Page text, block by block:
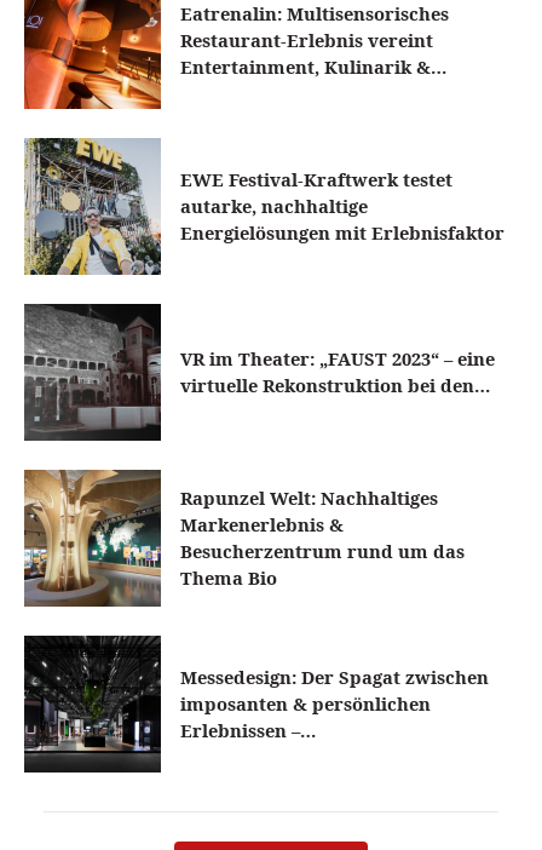
Eatrenalin: Multisensorisches
Restaurant-Erlebnis vereint
Entertainment, Kulinarik &…
EWE Festival-Kraftwerk testet
autarke, nachhaltige
Energielösungen mit Erlebnisfaktor
VR im Theater: „FAUST 2023“ – eine
virtuelle Rekonstruktion bei den…
Rapunzel Welt: Nachhaltiges
Markenerlebnis &
Besucherzentrum rund um das
Thema Bio
Messedesign: Der Spagat zwischen
imposanten & persönlichen
Erlebnissen –…